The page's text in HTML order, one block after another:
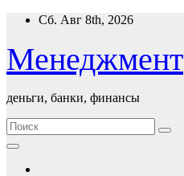
Перейти
содержимому
Сб. Авг 8th, 2026
Менеджмент
деньги, банки, финансы